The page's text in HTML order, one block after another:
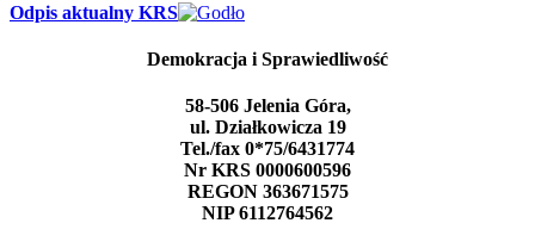
Odpis aktualny KRS
Demokracja i Sprawiedliwość
58-506 Jelenia Góra,
ul. Działkowicza 19
Tel./fax 0*75/6431774
Nr KRS 0000600596
REGON 363671575
NIP 6112764562